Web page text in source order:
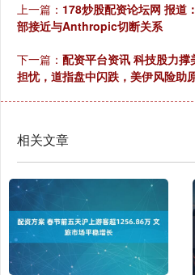
上一篇： 178炒股配资论坛网 报道
部接近与Anthropic切断关系
下一篇： 配资平台资讯 科技股力
担忧，道指盘中闪跌，美伊风险助
相关文章